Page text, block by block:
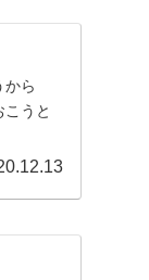
から
うと